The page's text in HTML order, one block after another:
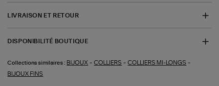
LIVRAISON ET RETOUR
DISPONIBILITÉ BOUTIQUE
Collections similaires : BIJOUX -COLLIERS -COLLIERS MI-LONGS -
BIJOUX FINS